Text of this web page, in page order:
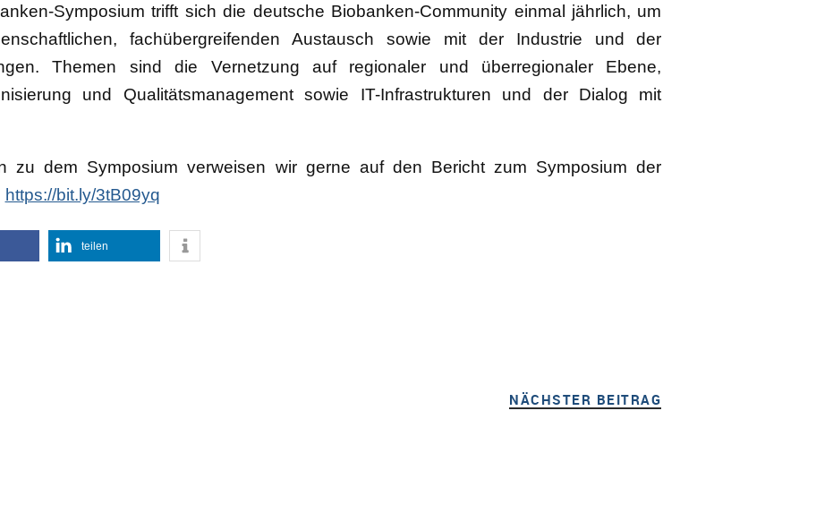
Symposium trifft sich die deutsche Biobanken-Community einmal jährlich, um
fachübergreifenden Austausch sowie mit der Industrie und der
Themen sind die Vernetzung auf regionaler und überregionaler Ebene,
und Qualitätsmanagement sowie IT-Infrastrukturen und der Dialog mit
zu dem Symposium verweisen wir gerne auf den Bericht zum Symposium der
https://bit.ly/3tB09yq
teilen
NÄCHSTER BEITRAG